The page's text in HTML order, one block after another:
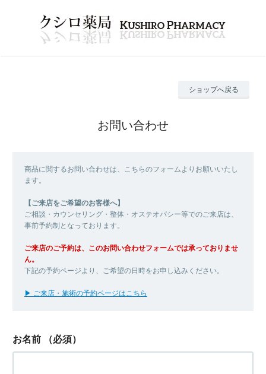
ショップへ戻る
お問い合わせ
商品に関するお問い合わせは、こちらのフォームよりお願いいたし
ます。
【ご来店をご希望のお客様へ】
ご相談・カウンセリング・整体・オステオパシー等でのご来店は、
事前予約制となっております。
ご来店のご予約は、このお問い合わせフォームでは承っておりませ
ん。
下記の予約ページより、ご希望の日時をお申し込みください。
▶ ご来店・施術の予約ページはこちら
お名前 （必須）